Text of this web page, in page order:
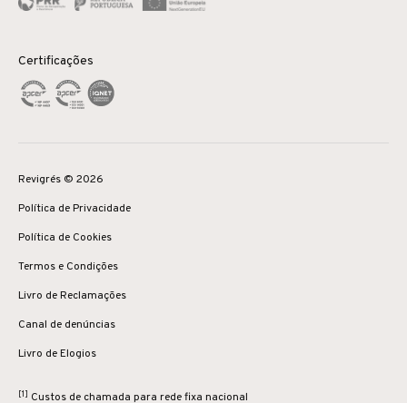
Certificações
Revigrés © 2026
Política de Privacidade
Política de Cookies
Termos e Condições
Livro de Reclamações
Canal de denúncias
Livro de Elogios
[1] Custos de chamada para rede fixa nacional